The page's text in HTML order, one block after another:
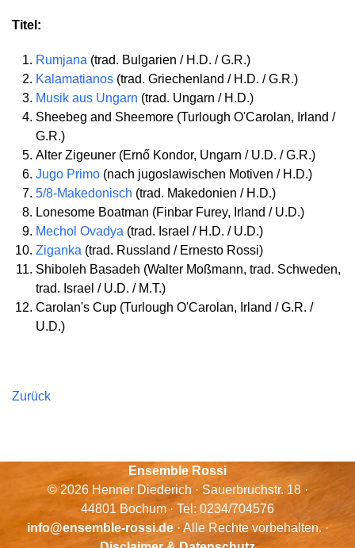
Titel:
Rumjana (trad. Bulgarien / H.D. / G.R.)
Kalamatianos (trad. Griechenland / H.D. / G.R.)
Musik aus Ungarn (trad. Ungarn / H.D.)
Sheebeg and Sheemore (Turlough O'Carolan, Irland /
G.R.)
Alter Zigeuner (Ernő Kondor, Ungarn / U.D. / G.R.)
Jugo Primo (nach jugoslawischen Motiven / H.D.)
5/8-Makedonisch (trad. Makedonien / H.D.)
Lonesome Boatman (Finbar Furey, Irland / U.D.)
Mechol Ovadya (trad. Israel / H.D. / U.D.)
Ziganka (trad. Russland / Ernesto Rossi)
Shiboleh Basadeh (Walter Moßmann, trad. Schweden,
trad. Israel / U.D. / M.T.)
Carolan's Cup (Turlough O'Carolan, Irland / G.R. /
U.D.)
Zurück
Ensemble Rossi
© 2026 Henner Diederich · Sauerbruchstr. 18 ·
44801 Bochum · Tel: 0234/704576
info@ensemble-rossi.de· Alle Rechte vorbehalten. ·